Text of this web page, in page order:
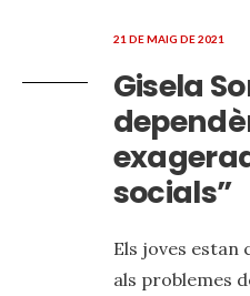
21 DE MAIG DE 2021
Gisela
socials”
Els joves estan
als problemes